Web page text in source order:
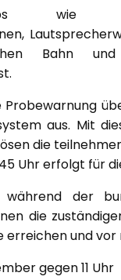
wie
Bahn
Probewarnung
aus. Mit
die
Uhr erfolgt
der
die
erreichen und
gegen 11 Uhr